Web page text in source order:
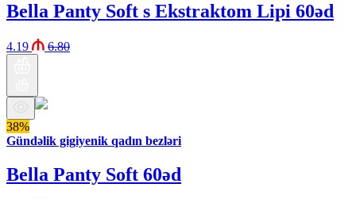
Bella Panty Soft s Ekstraktom Lipi 60əd
4.19 6.80
38%
Gündəlik gigiyenik qadın bezləri
Bella Panty Soft 60əd